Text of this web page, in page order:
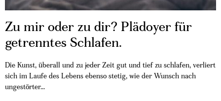
Zu mir oder zu dir? Plädoyer für
getrenntes Schlafen.
Die Kunst, überall und zu jeder Zeit gut und tief zu schlafen, verliert
sich im Laufe des Lebens ebenso stetig, wie der Wunsch nach
ungestörter...